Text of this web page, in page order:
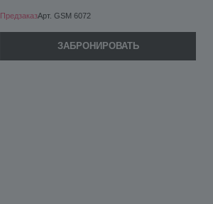
ПредзаказАрт. GSM 6072
ЗАБРОНИРОВАТЬ